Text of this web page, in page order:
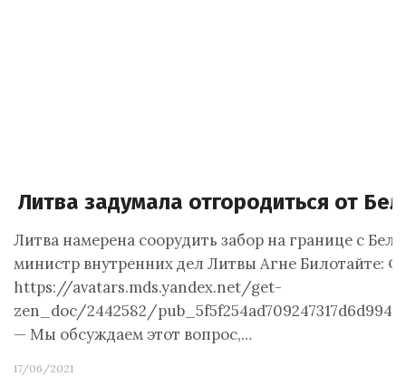
Литва задумала отгородиться от
Литва намерена соорудить забор на границе с
министр внутренних дел Литвы Агне Билотайте:
https://avatars.mds.yandex.net/get-
zen_doc/2442582/
— Мы обсуждаем этот вопрос,…
17/06/2021